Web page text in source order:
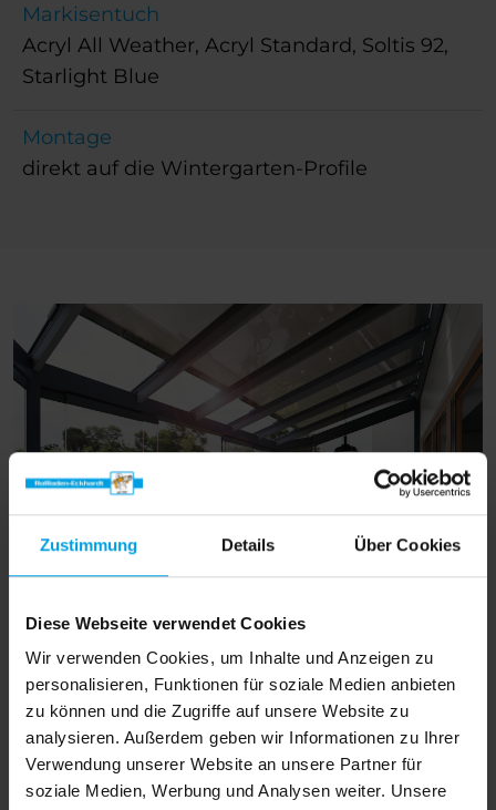
Zustimmung Details Über Cookies
Diese Webseite verwendet Cookies
Wir verwenden Cookies, um Inhalte und Anzeigen zu
personalisieren, Funktionen für soziale Medien anbieten
zu können und die Zugriffe auf unsere Website zu
analysieren. Außerdem geben wir Informationen zu Ihrer
Verwendung unserer Website an unsere Partner für
soziale Medien, Werbung und Analysen weiter. Unsere
Markisentuch
Acryl All Weather, Acryl Standard, Soltis 92,
Starlight Blue
Montage
direkt auf die Wintergarten-Profile
Markisen spenden angenehmen
Schatten und verwandeln Ihren
Wintergarten in eine gemütliche
Wohlfühloase.